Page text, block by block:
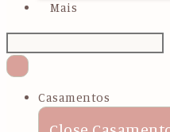
Mais
Casamentos